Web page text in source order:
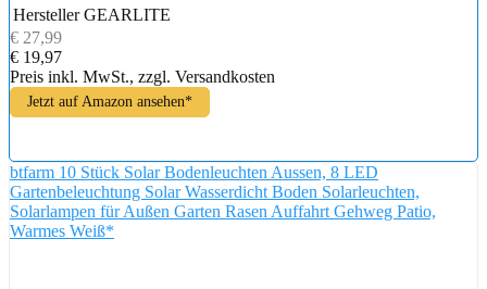
Hersteller GEARLITE
€ 27,99
€ 19,97
Preis inkl. MwSt., zzgl. Versandkosten
Jetzt auf Amazon ansehen*
btfarm 10 Stück Solar Bodenleuchten Aussen, 8 LED
Gartenbeleuchtung Solar Wasserdicht Boden Solarleuchten,
Solarlampen für Außen Garten Rasen Auffahrt Gehweg Patio,
Warmes Weiß*